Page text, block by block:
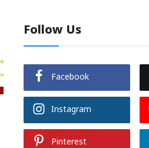
Follow Us
Facebook
Instagram
Pinterest